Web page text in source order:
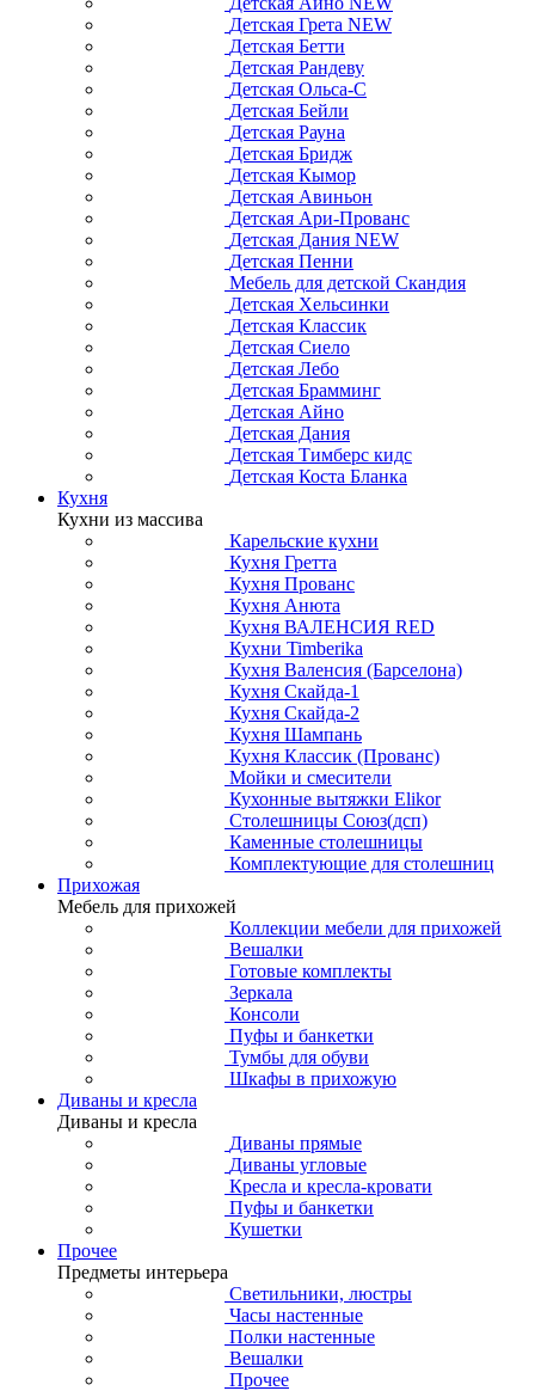
Детская Грета NEW
Детская Бетти
Детская Рандеву
Детская Ольса-С
Детская Бейли
Детская Рауна
Детская Бридж
Детская Кымор
Детская Авиньон
Детская Ари-Прованс
Детская Дания NEW
Детская Пенни
Мебель для детской Скандия
Детская Хельсинки
Детская Классик
Детская Сиело
Детская Лебо
Детская Брамминг
Детская Айно
Детская Дания
Детская Тимберс кидс
Детская Коста Бланка
Кухня
Кухни из массива
Карельские кухни
Кухня Гретта
Кухня Прованс
Кухня Анюта
Кухня ВАЛЕНСИЯ RED
Кухни Timberika
Кухня Валенсия (Барселона)
Кухня Скайда-1
Кухня Скайда-2
Кухня Шампань
Кухня Классик (Прованс)
Мойки и смесители
Кухонные вытяжки Elikor
Столешницы Союз(дсп)
Каменные столешницы
Комплектующие для столешниц
Прихожая
Мебель для прихожей
Коллекции мебели для прихожей
Вешалки
Готовые комплекты
Зеркала
Консоли
Пуфы и банкетки
Тумбы для обуви
Шкафы в прихожую
Диваны и кресла
Диваны и кресла
Диваны прямые
Диваны угловые
Кресла и кресла-кровати
Пуфы и банкетки
Кушетки
Прочее
Предметы интерьера
Светильники, люстры
Часы настенные
Полки настенные
Вешалки
Прочее